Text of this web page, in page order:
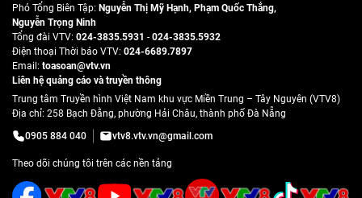
Phó Tổng Biên Tập: Nguyễn Thị Mỹ Hạnh, Phạm Quốc Thắng,
Nguyễn Trọng Ninh
Tổng đài VTV: 024-3835.5931 - 024-3835.5932
Ðiện thoại Thời báo VTV: 024-6689.7897
Email: toasoan@vtv.vn
Liên hệ quảng cáo và truyền thông
Trung tâm Truyền hình Việt Nam khu vực Miền Trung – Tây Nguyên (VTV8)
Địa chỉ: 258 Bạch Đằng, phường Hải Châu, thành phố Đà Nẵng
0905 884 040
vtv8.vtv.vn@gmail.com
Theo dõi chúng tôi trên các nền tảng